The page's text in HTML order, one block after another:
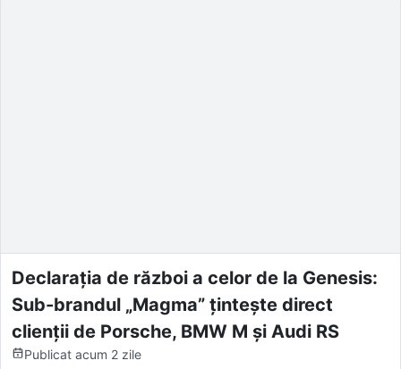
Declarația de război a celor de la Genesis:
Sub-brandul „Magma” țintește direct
clienții de Porsche, BMW M și Audi RS
Publicat acum 2 zile